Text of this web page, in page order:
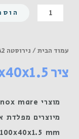
כמות
של
עמוד הבית/ נירוסטה A2
ציר Hinge 100x40x1.5
מוצרי inox mare מגיעים אלינו בייבוא ישיר מאיטליה
מיוצרים מפלדת
mm